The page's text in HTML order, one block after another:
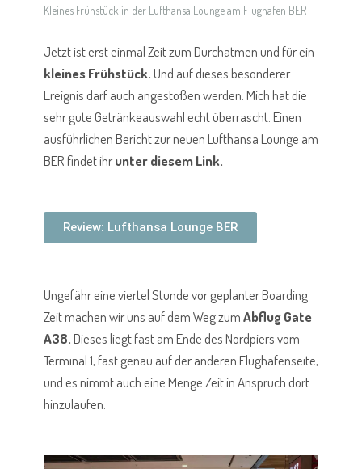
Kleines Frühstück in der Lufthansa Lounge am Flughafen BER
Jetzt ist erst einmal Zeit zum Durchatmen und für ein
kleines Frühstück.Und auf dieses besonderer
Ereignis darf auch angestoßen werden. Mich hat die
sehr gute Getränkeauswahl echt überrascht. Einen
ausführlichen Bericht zur neuen Lufthansa Lounge am
BER findet ihrunter diesem Link.
Review: Lufthansa Lounge BER
Ungefähr eine viertel Stunde vor geplanter Boarding
Zeit machen wir uns auf dem Weg zumAbflug Gate
A38.Dieses liegt fast am Ende des Nordpiers vom
Terminal 1, fast genau auf der anderen Flughafenseite,
und es nimmt auch eine Menge Zeit in Anspruch dort
hinzulaufen.